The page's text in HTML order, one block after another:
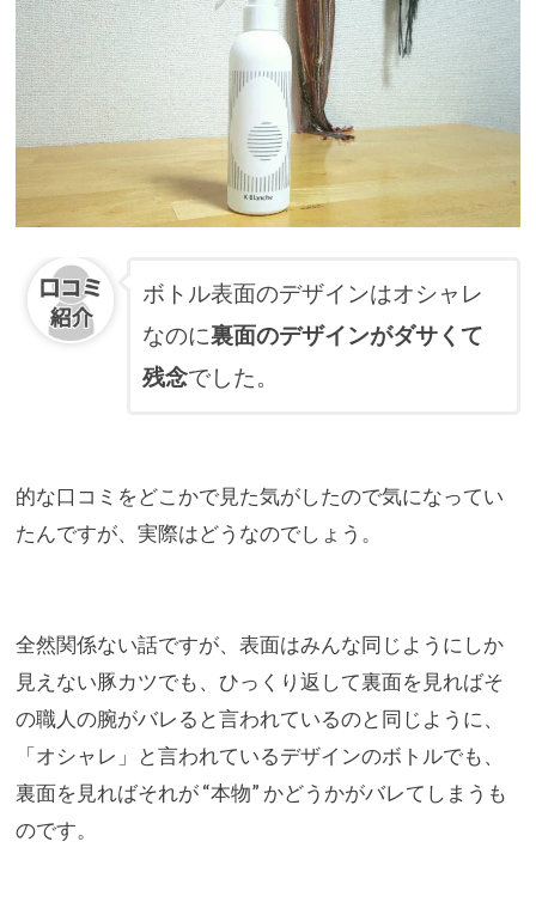
ボトル表面のデザインはオシャレ
なのに裏面のデザインがダサくて
残念でした。
的な口コミをどこかで見た気がしたので気になってい
たんですが、 実際はどうなのでしょう。
全然関係ない話ですが、 表面はみんな同じようにしか
見えない豚カツでも、 ひっくり返して裏面を見ればそ
の職人の腕がバレると言われているのと同じように、
「オシャレ」
と言われているデザインのボトルでも、
裏面を見ればそれが “本物” かどうかがバレてしまうも
のです。